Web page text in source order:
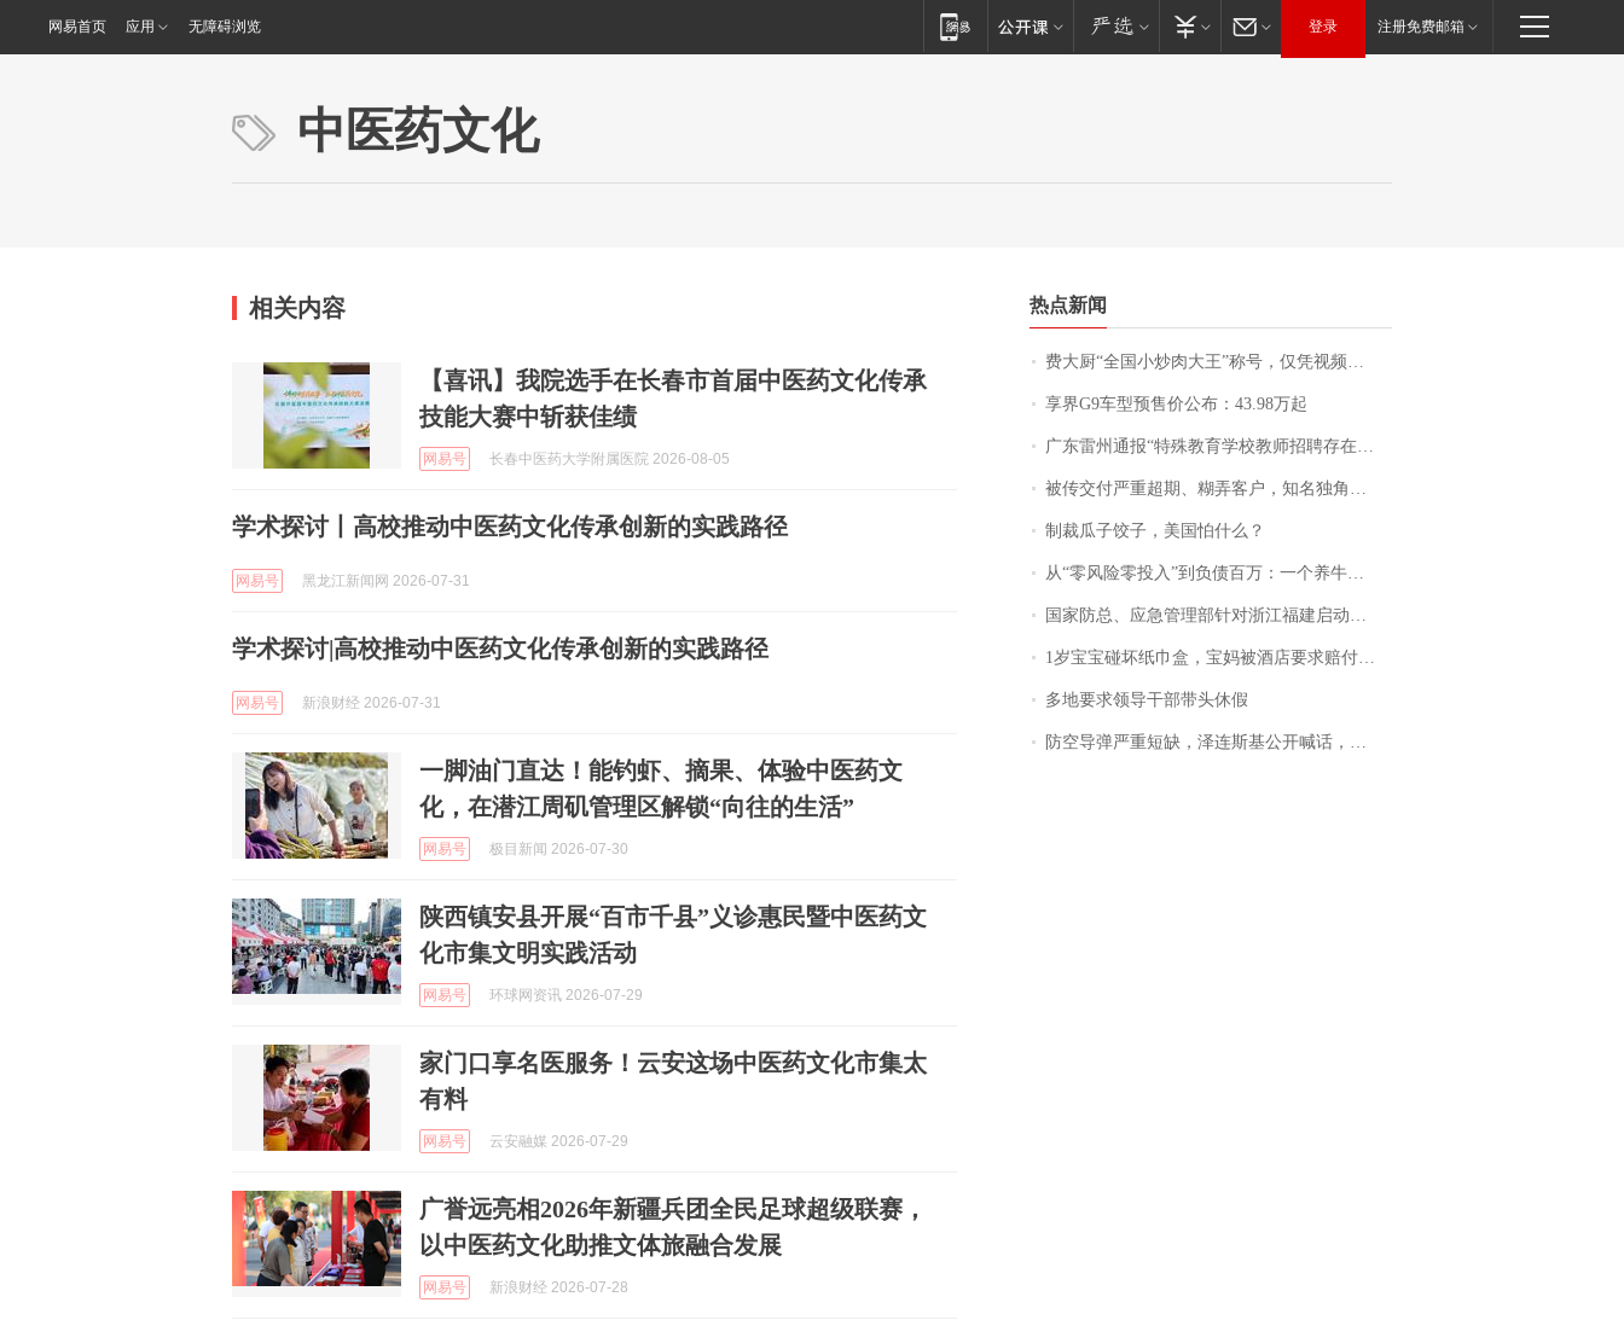
网易首页 应用 无障碍浏览 登录 注册免费邮箱
中医药文化
相关内容
【喜讯】我院选手在长春市首届中医药文化传承
技能大赛中斩获佳绩
网易号 长春中医药大学附属医院 2026-08-05
学术探讨丨高校推动中医药文化传承创新的实践路径
网易号 黑龙江新闻网 2026-07-31
学术探讨|高校推动中医药文化传承创新的实践路径
网易号 新浪财经 2026-07-31
一脚油门直达！能钓虾、摘果、体验中医药文
化，在潜江周矶管理区解锁“向往的生活”
网易号 极目新闻 2026-07-30
陕西镇安县开展“百市千县”义诊惠民暨中医药文
化市集文明实践活动
网易号 环球网资讯 2026-07-29
家门口享名医服务！云安这场中医药文化市集太
有料
网易号 云安融媒 2026-07-29
广誉远亮相2026年新疆兵团全民足球超级联赛，
以中医药文化助推文体旅融合发展
网易号 新浪财经 2026-07-28
热点新闻
费大厨“全国小炒肉大王”称号，仅凭视频评出？中国烹饪协会回应
享界G9车型预售价公布：43.98万起
广东雷州通报“特殊教育学校教师招聘存在违规行为”：已启动问责程序 副校长被停职
被传交付严重超期、糊弄客户，知名独角兽车企创始人回应：都没证据，将依法采取措施，“本人长期与美国交管局保持沟通，对方表示肯定”
制裁瓜子饺子，美国怕什么？
从“零风险零投入”到负债百万：一个养牛项目崩盘后，谁该为农户的贷款买单丨红星调查
国家防总、应急管理部针对浙江福建启动防汛防台风四级应急响应
1岁宝宝碰坏纸巾盒，宝妈被酒店要求赔付924元！三亚一酒店回复：骨瓷定制！网友一查价格，吵翻了
多地要求领导干部带头休假
防空导弹严重短缺，泽连斯基公开喊话，乌克兰失去导弹拦截能力？